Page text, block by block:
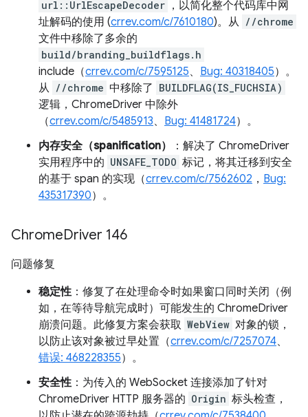
url::UrlEscapeDecoder ，以简化整个代码库中网
址解码的使用 (crrev.com/c/7610180)。从 //chrome
文件中移除了多余的
build/branding_buildflags.h
include（crrev.com/c/7595125、 Bug: 40318405）。
从 //chrome 中移除了 BUILDFLAG(IS_FUCHSIA)
逻辑，ChromeDriver 中除外
（crrev.com/c/5485913、 Bug: 41481724）。
内存安全（spanification）
：解决了 ChromeDriver
实用程序中的 UNSAFE_TODO 标记，将其迁移到安全
的基于 span 的实现（crrev.com/c/7562602 ， Bug:
435317390）。
ChromeDriver 146
问题修复
稳定性：修复了在处理命令时如果窗口同时关闭（例
如，在等待导航完成时）可能发生的 ChromeDriver
崩溃问题。此修复方案会获取 WebView 对象的锁，
以防止该对象被过早处置（crrev.com/c/7257074、
错误: 468228355）。
安全性：为传入的 WebSocket 连接添加了针对
ChromeDriver HTTP 服务器的 Origin 标头检查，